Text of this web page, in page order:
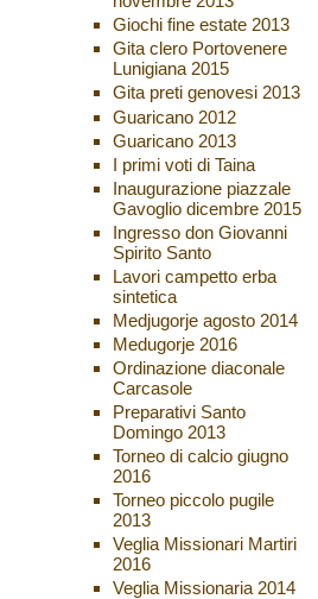
Giochi fine estate 2013
Gita clero Portovenere
Lunigiana 2015
Gita preti genovesi 2013
Guaricano 2012
Guaricano 2013
I primi voti di Taina
Inaugurazione piazzale
Gavoglio dicembre 2015
Ingresso don Giovanni
Spirito Santo
Lavori campetto erba
sintetica
Medjugorje agosto 2014
Medugorje 2016
Ordinazione diaconale
Carcasole
Preparativi Santo
Domingo 2013
Torneo di calcio giugno
2016
Torneo piccolo pugile
2013
Veglia Missionari Martiri
2016
Veglia Missionaria 2014